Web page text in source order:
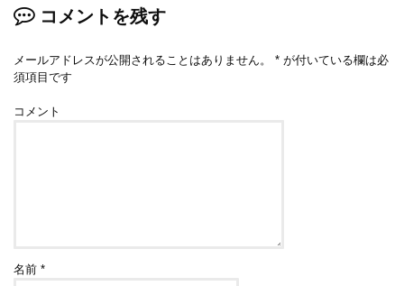
コメントを残す
メールアドレスが公開されることはありません。 * が付いている欄は必
須項目です
コメント
名前*